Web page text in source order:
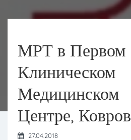
МРТ в Первом
Клиническом
Медицинском
Центре, Ковров
27.04.2018